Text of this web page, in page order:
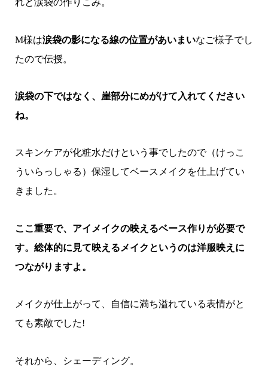
れと涙袋の作りこみ。
M様は涙袋の影になる線の位置があいまいなご様子でし
たので伝授。
涙袋の下ではなく、崖部分にめがけて入れてください
ね。
スキンケアが化粧水だけという事でしたので（けっこ
ういらっしゃる）保湿してベースメイクを仕上げてい
きました。
ここ重要で、アイメイクの映えるベース作りが必要で
す。総体的に見て映えるメイクというのは洋服映えに
つながりますよ。
メイクが仕上がって、自信に満ち溢れている表情がと
ても素敵でした!
それから、シェーディング。